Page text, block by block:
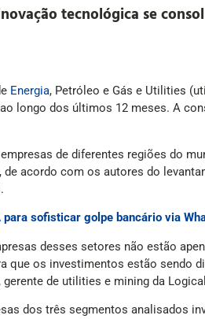
tecnológica se
Energia, Petróleo e Gás e Utilities
longo dos últimos 12 meses. A
de diferentes regiões do
acordo com os autores do
sofisticar golpe bancário via
desses setores não estão
que os investimentos estão sendo
de utilities e mining da
dos três segmentos analisados